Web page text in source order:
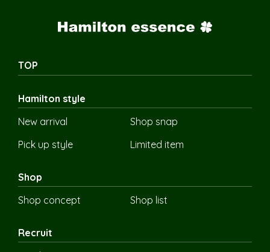
TOP
Hamilton style
New arrival
Shop snap
Pick up style
Limited item
Shop
Shop concept
Shop list
Recruit